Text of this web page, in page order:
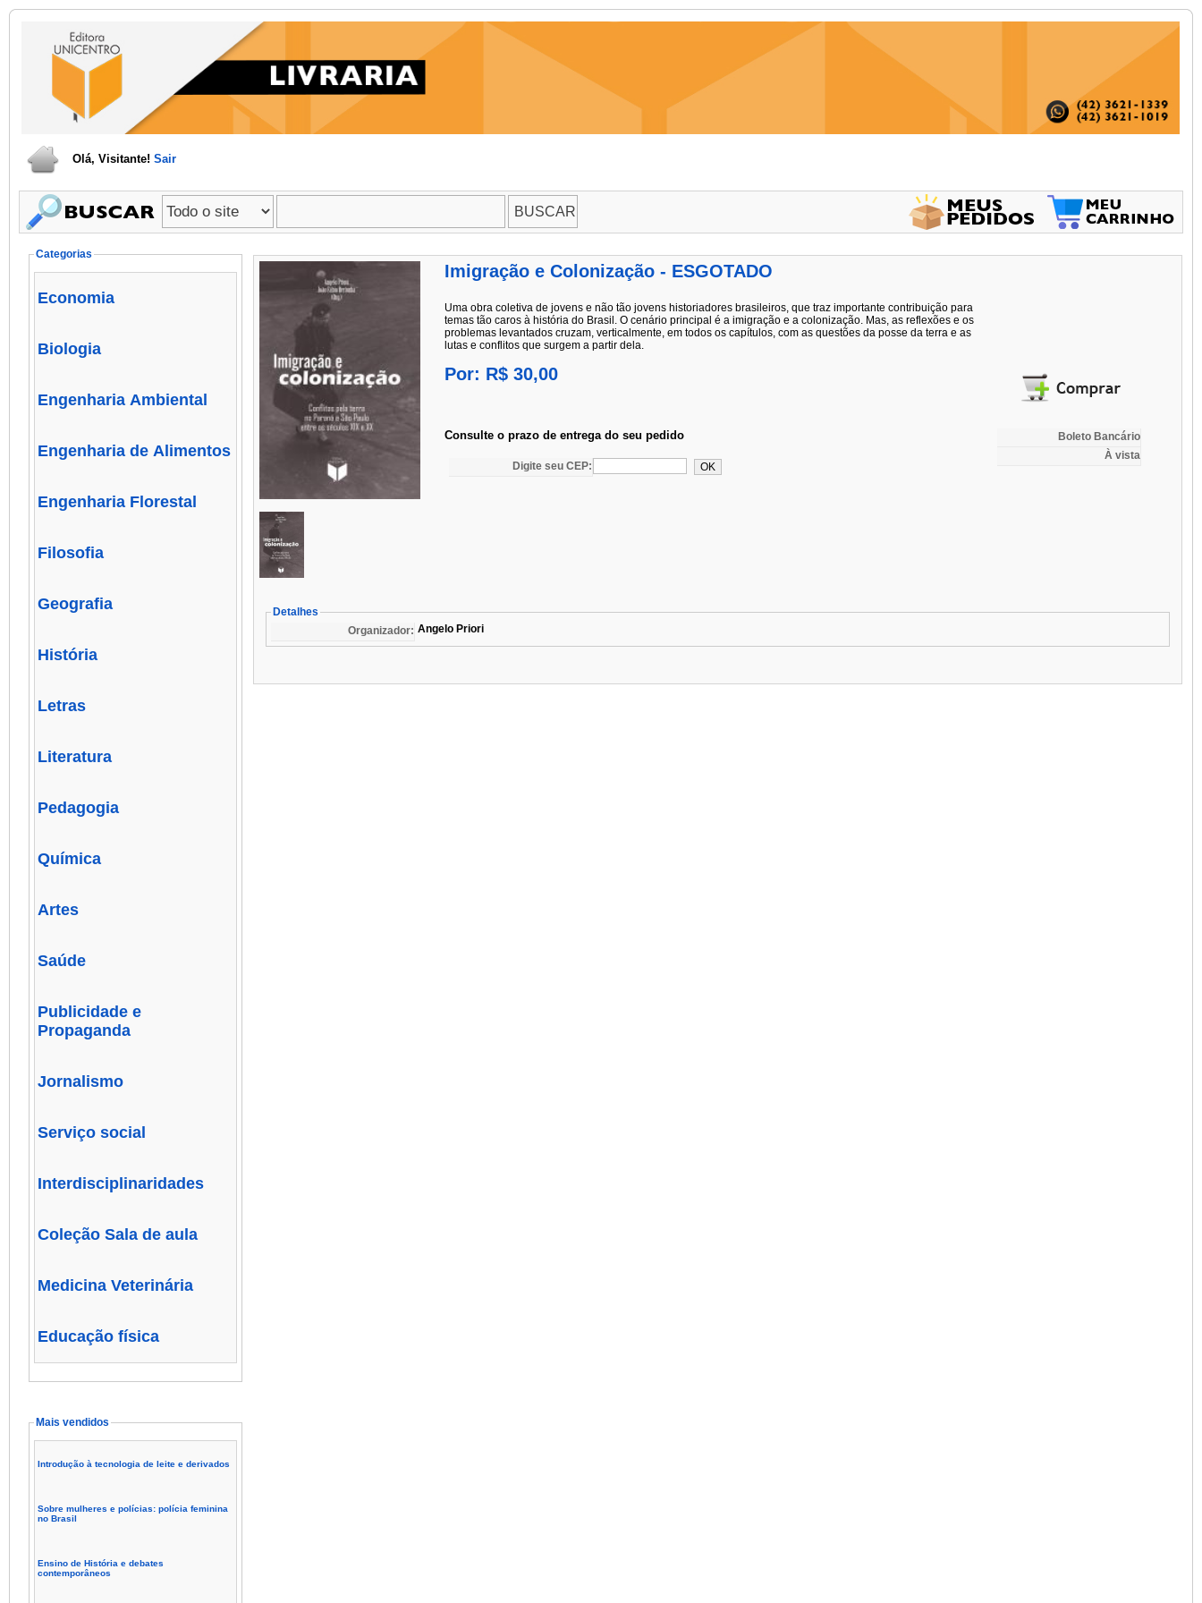
Olá, Visitante! Sair
Categorias
Economia
Biologia
Engenharia Ambiental
Engenharia de Alimentos
Engenharia Florestal
Filosofia
Geografia
História
Letras
Literatura
Pedagogia
Química
Artes
Saúde
Publicidade e
Propaganda
Jornalismo
Serviço social
Interdisciplinaridades
Coleção Sala de aula
Medicina Veterinária
Educação física
Mais vendidos
Introdução à tecnologia de leite e derivados
Sobre mulheres e polícias: polícia feminina
no Brasil
Ensino de História e debates
contemporâneos
Imigração e Colonização - ESGOTADO
Uma obra coletiva de jovens e não tão jovens historiadores brasileiros, que traz importante contribuição para
temas tão caros à história do Brasil. O cenário principal é a imigração e a colonização. Mas, as reflexões e os
problemas levantados cruzam, verticalmente, em todos os capítulos, com as questões da posse da terra e as
lutas e conflitos que surgem a partir dela.
Por: R$ 30,00
Consulte o prazo de entrega do seu pedido
Digite seu CEP:
Boleto Bancário
À vista
Detalhes
Organizador: Angelo Priori